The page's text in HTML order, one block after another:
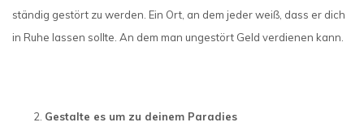
ständig gestört zu werden. Ein Ort, an dem jeder weiß, dass er dich
in Ruhe lassen sollte. An dem man ungestört Geld verdienen kann.
Gestalte es um zu deinem Paradies